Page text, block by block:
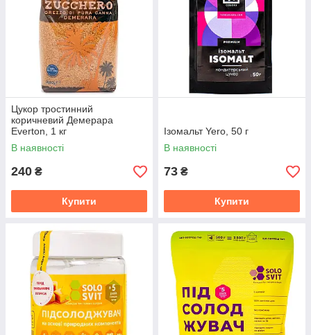
Цукор тростинний
коричневий Демерара
Everton, 1 кг
В наявності
240 ₴
Купити
Ізомальт Yero, 50 г
В наявності
73 ₴
Купити